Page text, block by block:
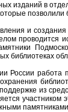
изданий в
и создания
проводится
библиотеках
России работа
из